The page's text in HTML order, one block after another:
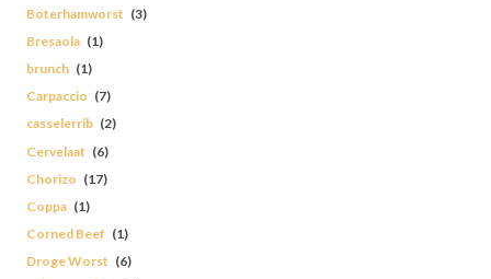
Boterhamworst (3)
Bresaola (1)
brunch (1)
Carpaccio (7)
casselerrib (2)
Cervelaat (6)
Chorizo (17)
Coppa (1)
Corned Beef (1)
Droge Worst (6)